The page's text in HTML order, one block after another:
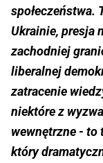
społeczeństwa.
Ukrainie, presja
zachodniej
liberalnej
zatracenie
niektóre z
wewnętrzne -
który